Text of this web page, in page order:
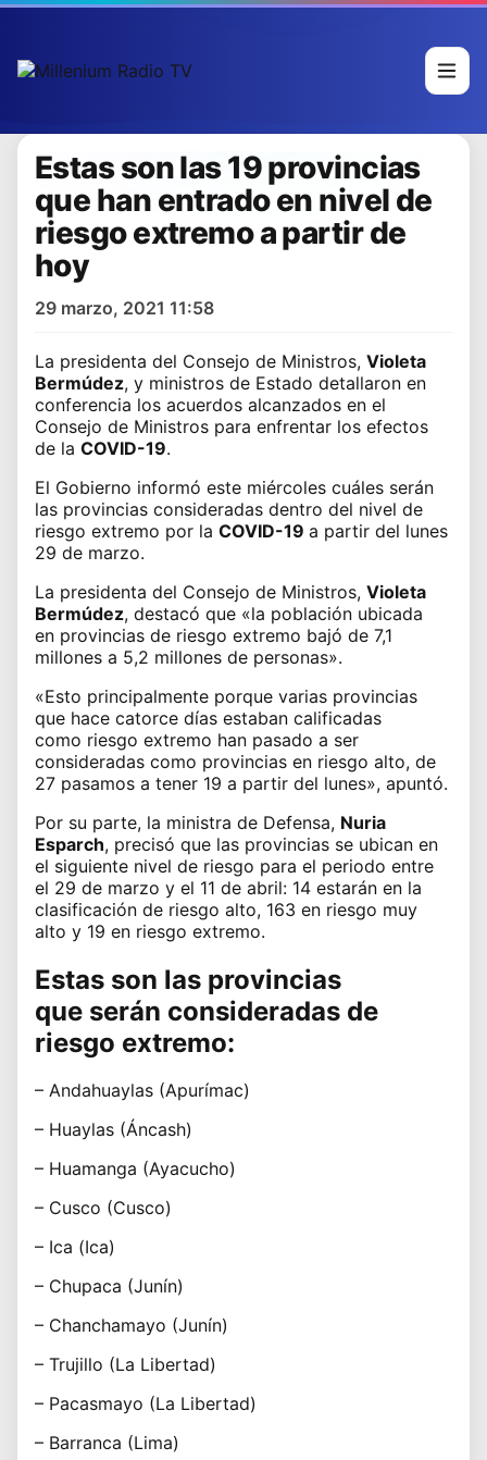
Estas son las 19 provincias
que han entrado en nivel de
riesgo extremo a partir de
hoy
29 marzo, 2021 11:58
La presidenta del Consejo de Ministros, Violeta
Bermúdez, y ministros de Estado detallaron en
conferencia los acuerdos alcanzados en el
Consejo de Ministros para enfrentar los efectos
de la COVID-19.
El Gobierno informó este miércoles cuáles serán
las provincias consideradas dentro del nivel de
riesgo extremo por la COVID-19 a partir del lunes
29 de marzo.
La presidenta del Consejo de Ministros, Violeta
Bermúdez, destacó que «la población ubicada
en provincias de riesgo extremo bajó de 7,1
millones a 5,2 millones de personas».
«Esto principalmente porque varias provincias
que hace catorce días estaban calificadas
como riesgo extremo han pasado a ser
consideradas como provincias en riesgo alto, de
27 pasamos a tener 19 a partir del lunes», apuntó.
Por su parte, la ministra de Defensa, Nuria
Esparch, precisó que las provincias se ubican en
el siguiente nivel de riesgo para el periodo entre
el 29 de marzo y el 11 de abril: 14 estarán en la
clasificación de riesgo alto, 163 en riesgo muy
alto y 19 en riesgo extremo.
Estas son las provincias
que serán consideradas de
riesgo extremo:
– Andahuaylas (Apurímac)
– Huaylas (Áncash)
– Huamanga (Ayacucho)
– Cusco (Cusco)
– Ica (Ica)
– Chupaca (Junín)
– Chanchamayo (Junín)
– Trujillo (La Libertad)
– Pacasmayo (La Libertad)
– Barranca (Lima)